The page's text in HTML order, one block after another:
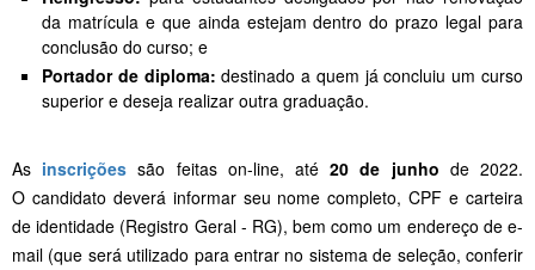
da matrícula e que ainda estejam dentro do prazo legal para
conclusão do curso; e
Portador de diploma: destinado a quem já concluiu um curso
superior e deseja realizar outra graduação.
As inscrições são feitas on-line, até 20 de junho de 2022.
O candidato deverá informar seu nome completo, CPF e carteira
de identidade (Registro Geral - RG), bem como um endereço de e-
mail (que será utilizado para entrar no sistema de seleção, conferir